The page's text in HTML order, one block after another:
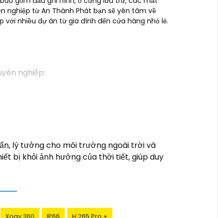
nghiệp từ An Thành Phát bạn sẽ yên tâm về
nhiều dự án từ gia đình đến cửa hàng nhỏ lẻ.
nghiệp:
dự án của quý vị.
kết sẽ mang đến cho quý vị những giải
video. Với các tính năng và công nghệ
và an toàn cho dự án của quý vị.
tôi luôn sẵn lòng hỗ trợ và tư vấn cho
lý tưởng cho môi trường ngoài trời và
bị khỏi ảnh hưởng của thời tiết, giúp duy